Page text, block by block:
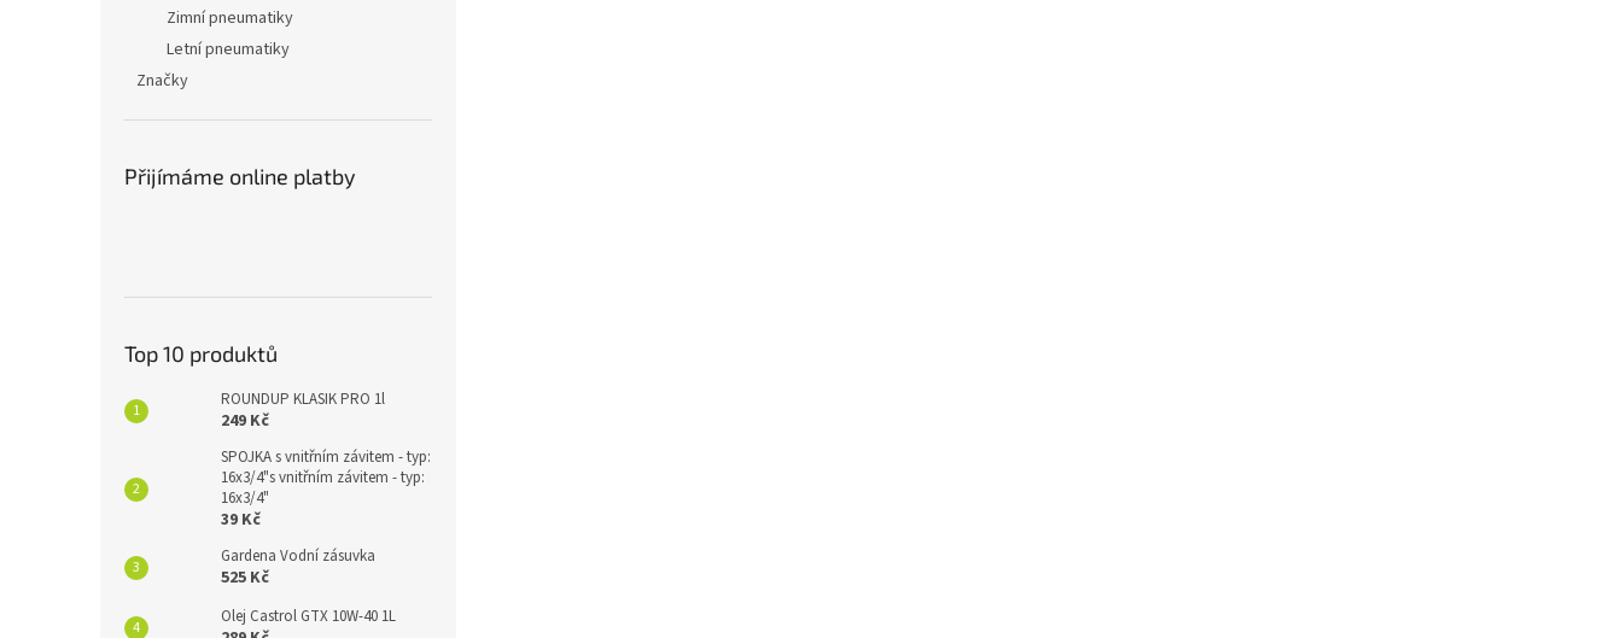
Zimní pneumatiky
Letní pneumatiky
Značky
Přijímáme online platby
Top 10 produktů
ROUNDUP KLASIK PRO 1l
249 Kč
SPOJKA s vnitřním závitem - typ:
16x3/4"s vnitřním závitem - typ:
16x3/4"
39 Kč
Gardena Vodní zásuvka
525 Kč
Olej Castrol GTX 10W-40 1L